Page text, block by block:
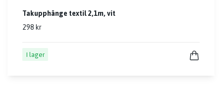
Takupphänge textil 2,1m, vit
298 kr
I lager